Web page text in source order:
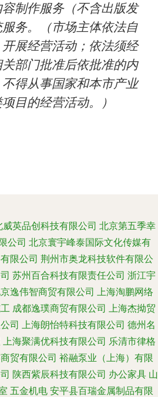
制作服务（不含出版发
务。（市场主体依法自
展经营活动；依法须经
部门批准后依批准的内
得从事国家和本市产业
目的经营活动。）
威英品创科技有限公司 北京第五季幸
公司 北京寰宇峰泰国际文化传媒有
限公司 荆州市奥龙科技软件有限公
苏州百合科技有限责任公司 浙江宇
逸伟智商贸有限公司 上海淘鹏网络
成都逸璞商贸有限公司 上海杰拗贸
司 上海朗怡特科技有限公司 德州名
上海聚满优科技有限公司 乐清市律格
贸有限公司 裕融泵业（上海）有限
陕西紫辰科技有限公司 办公家具 山
五金机电 安平县百瑞金属制品有限